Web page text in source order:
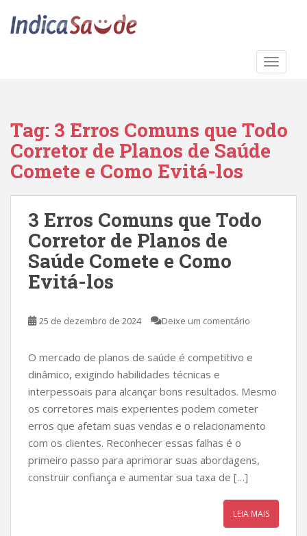
Tag: 3 Erros Comuns que Todo
Corretor de Planos de Saúde
Comete e Como Evitá-los
3 Erros Comuns que Todo
Corretor de Planos de
Saúde Comete e Como
Evitá-los
25 de dezembro de 2024 Deixe um comentário
O mercado de planos de saúde é competitivo e
dinâmico, exigindo habilidades técnicas e
interpessoais para alcançar bons resultados. Mesmo
os corretores mais experientes podem cometer
erros que afetam suas vendas e o relacionamento
com os clientes. Reconhecer essas falhas é o
primeiro passo para aprimorar suas abordagens,
construir confiança e aumentar sua taxa de […]
LEIA MAIS